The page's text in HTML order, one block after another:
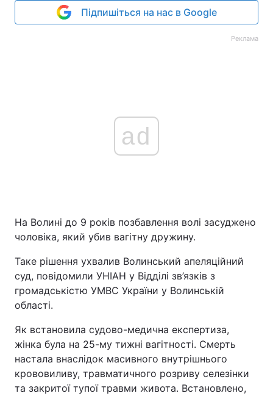
Підпишіться на нас в Google
Реклама
ad
На Волині до 9 років позбавлення волі засуджено
чоловіка, який убив вагітну дружину.
Таке рішення ухвалив Волинський апеляційний
суд, повідомили УНІАН у Відділі зв’язків з
громадськістю УМВС України у Волинській
області.
Як встановила судово-медична експертиза,
жінка була на 25-му тижні вагітності. Смерть
настала внаслідок масивного внутрішнього
крововиливу, травматичного розриву селезінки
та закритої тупої травми живота. Встановлено,